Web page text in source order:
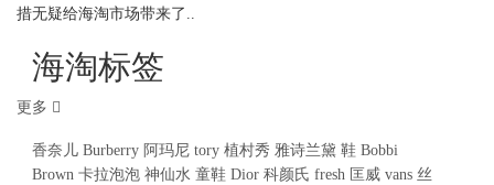
措无疑给海淘市场带来了..
海淘标签
更多
香奈儿 Burberry 阿玛尼 tory 植村秀 雅诗兰黛 鞋 Bobbi
Brown 卡拉泡泡 神仙水 童鞋 Dior 科颜氏 fresh 匡威 vans 丝